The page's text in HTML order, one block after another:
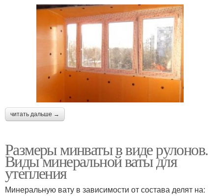
читать дальше →
Размеры минваты в виде рулонов.
Виды минеральной ваты для
утепления
Минеральную вату в зависимости от состава делят на: